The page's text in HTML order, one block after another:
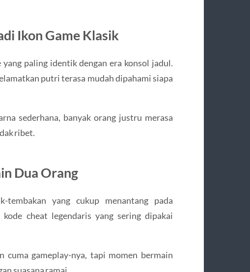
Ikon Game Klasik
yang paling identik dengan era konsol jadul.
putri terasa mudah dipahami siapa
sederhana, banyak orang justru merasa
ribet.
Dua Orang
tembakan yang cukup menantang pada
cheat legendaris yang sering dipakai
cuma gameplay-nya, tapi momen bermain